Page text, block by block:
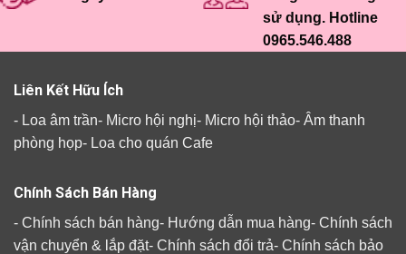
sử dụng. Hotline
0965.546.488
Liên Kết Hữu Ích
- Loa âm trần- Micro hội nghị- Micro hội thảo- Âm thanh
phòng họp- Loa cho quán Cafe
Chính Sách Bán Hàng
- Chính sách bán hàng- Hướng dẫn mua hàng- Chính sách
vận chuyển & lắp đặt- Chính sách đổi trả- Chính sách bảo